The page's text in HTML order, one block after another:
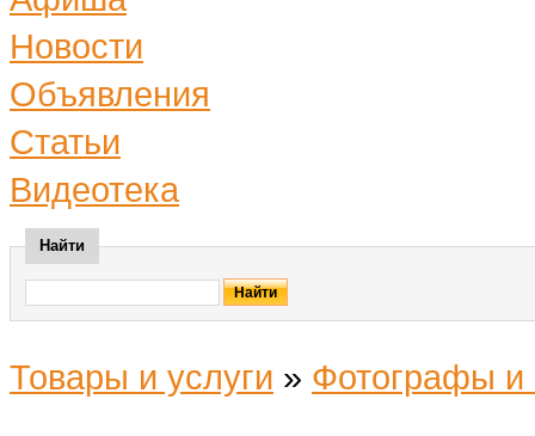
Новости
Объявления
Статьи
Видеотека
Найти
Товары и услуги » Фотографы и